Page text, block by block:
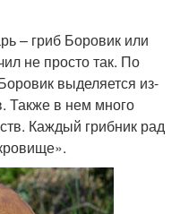
– гриб Боровик или
не просто так. По
выделяется из-
Также в нем много
Каждый грибник рад